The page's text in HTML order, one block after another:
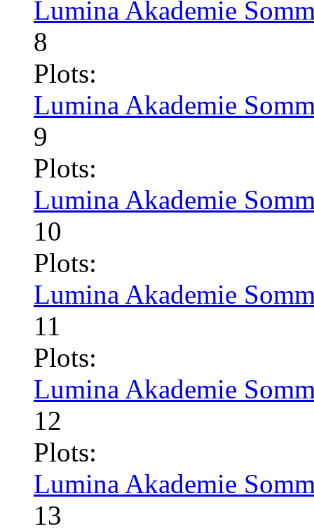
Lumina Akademie
8
Plots:
Lumina Akademie
9
Plots:
Lumina Akademie
10
Plots:
Lumina Akademie
11
Plots:
Lumina Akademie
12
Plots:
Lumina Akademie
13